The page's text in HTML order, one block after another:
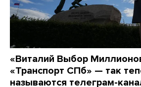
«Виталий Выбор
«Транспорт СПб» — так
называются телеграм-